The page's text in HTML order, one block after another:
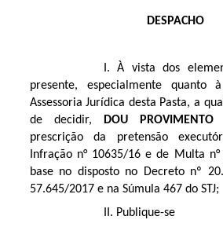
DESPACHO
I. À vista dos
presente, especialmente quanto
Assessoria Jurídica desta Pasta, a
de decidir,
DOU PROVIMENTO
prescrição da pretensão
Infração n° 10635/16 e de Multa
base no disposto no Decreto nº
57.645/2017 e na Súmula 467 do STJ;
II. Publique-se